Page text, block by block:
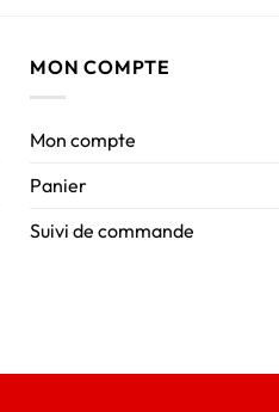
MON COMPTE
Mon compte
Panier
Suivi de commande